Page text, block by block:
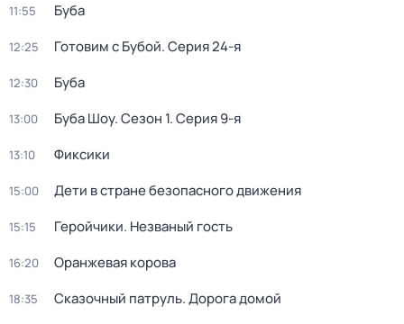
11:55 Буба
12:25 Готовим с Бубой. Серия 24-я
12:30 Буба
13:00 Буба Шоу. Сезон 1. Серия 9-я
13:10 Фиксики
15:00 Дети в стране безопасного движения
15:15 Геройчики. Незваный гость
16:20 Оранжевая корова
18:35 Сказочный патруль. Дорога домой